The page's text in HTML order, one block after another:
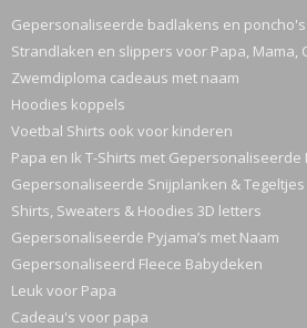
Gepersonaliseerde badlakens en
Strandlaken en slippers voor Papa, Mama,
Zwemdiploma cadeaus met naam
Hoodies koppels
Voetbal Shirts ook voor kinderen
Papa en Ik T-Shirts met
Gepersonaliseerde Snijplanken & Tegeltjes
Shirts, Sweaters & Hoodies 3D letters
Gepersonaliseerde Pyjama’s met Naam
Gepersonaliseerd Fleece Babydeken
Leuk voor Papa
Cadeau's voor papa